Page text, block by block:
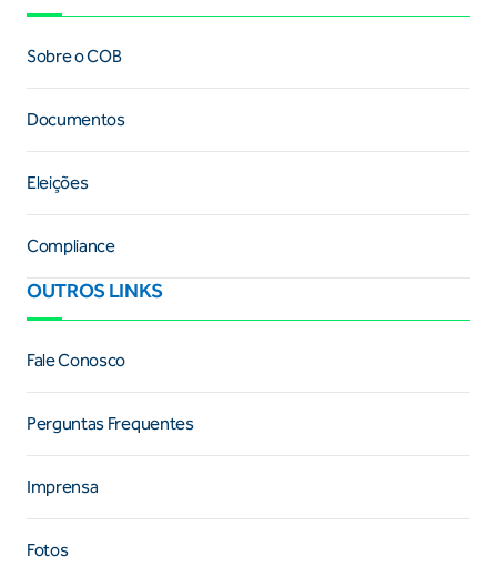
Sobre o COB
Documentos
Eleições
Compliance
OUTROS LINKS
Fale Conosco
Perguntas Frequentes
Imprensa
Fotos